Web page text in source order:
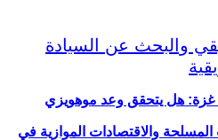
غزة: هل يتحقق وعد موهويزي
والاقتصادات الموازية في